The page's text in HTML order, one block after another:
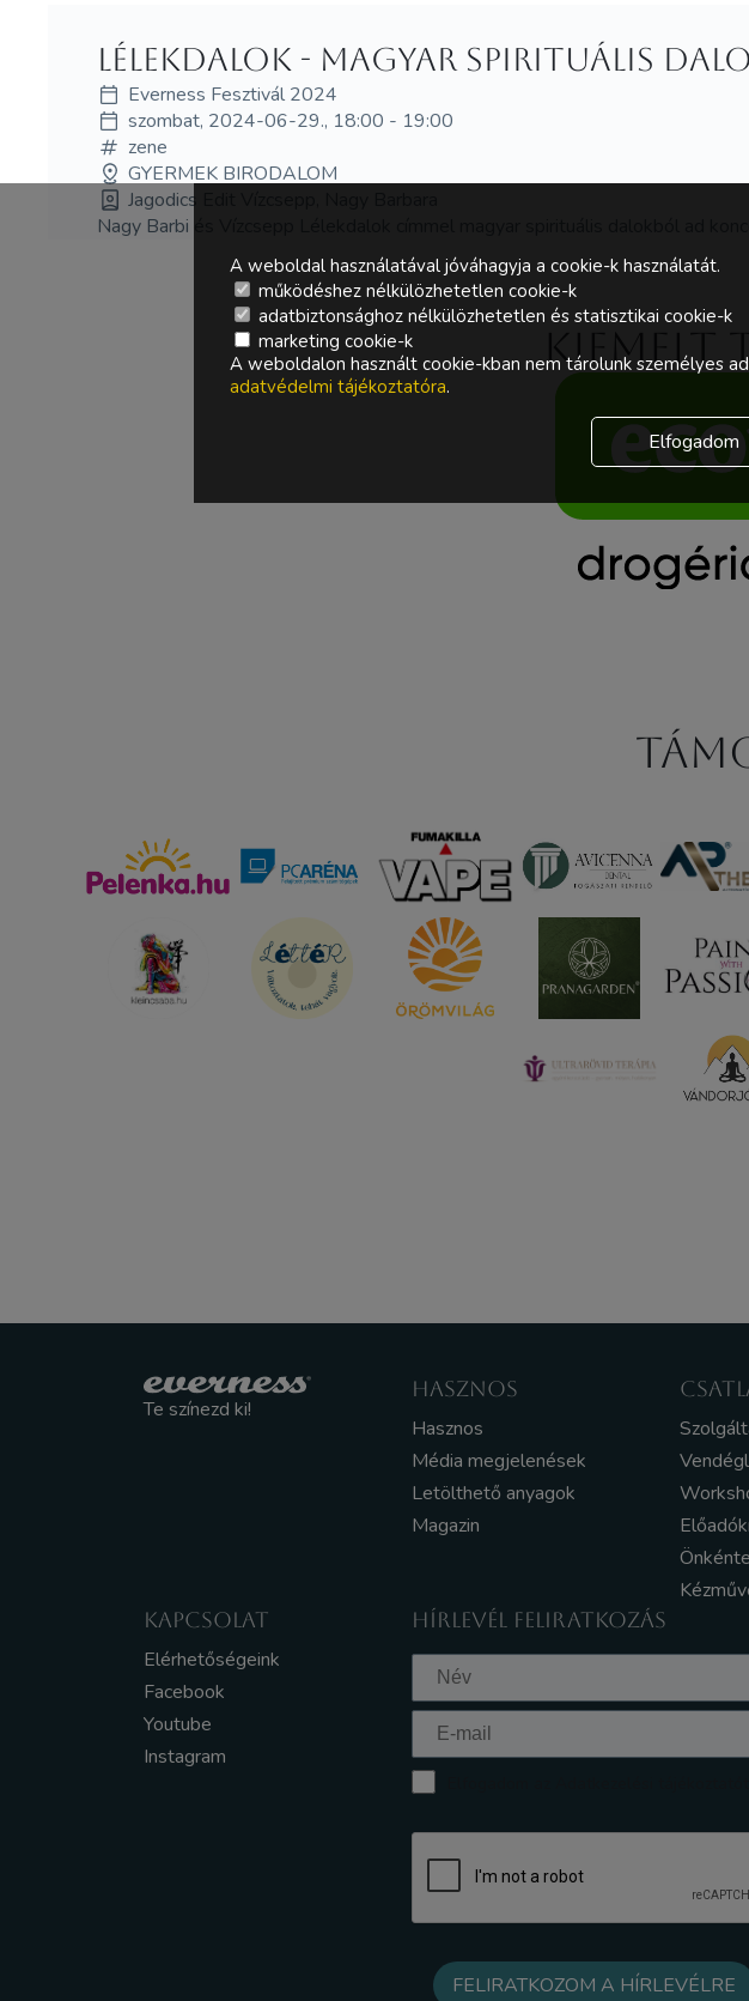
Lélekdalok - magyar spirituális
Everness Fesztivál 2024
szombat, 2024-06-29., 18:00 - 19:00
zene
GYERMEK BIRODALOM
Jagodics Edit Vízcsepp, Nagy Barbara
Nagy Barbi és Vízcsepp Lélekdalok címmel magyar spirituális dalokból ad
Kiemelt
Te színezd ki!
HASZNOS
Hasznos
Média megjelenések
Letölthető anyagok
Magazin
KAPCSOLAT
Elérhetőségeink
Facebook
Youtube
Instagram
HÍRLEVÉL FELIRATKOZÁS
A weboldal használatával jóváhagyja a cookie-k használatát.
működéshez nélkülözhetetlen cookie-k
adatbiztonsághoz nélkülözhetetlen és statisztikai cookie-k
marketing cookie-k
A weboldalon használt cookie-kban nem tárolunk személyes
adatvédelmi tájékoztatóra.
Elfogadom